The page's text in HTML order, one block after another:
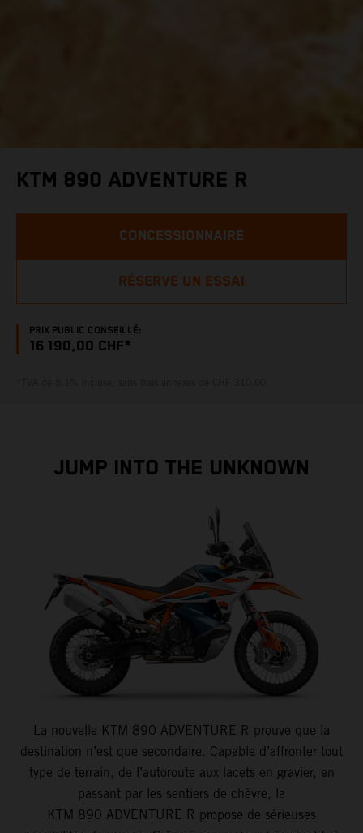
KTM 890 ADVENTURE R
PRIX PUBLIC CONSEILLÉ:
16 190,00 CHF*
CONCESSIONNAIRE
RÉSERVE UN ESSAI
JUMP INTO THE UNKNOWN
La nouvelle KTM 890 ADVENTURE R prouve que la
destination n’est que secondaire. Capable d’affronter tout
type de terrain, de l’autoroute aux lacets en gravier, en
passant par les sentiers de chèvre, la
KTM 890 ADVENTURE R propose de sérieuses